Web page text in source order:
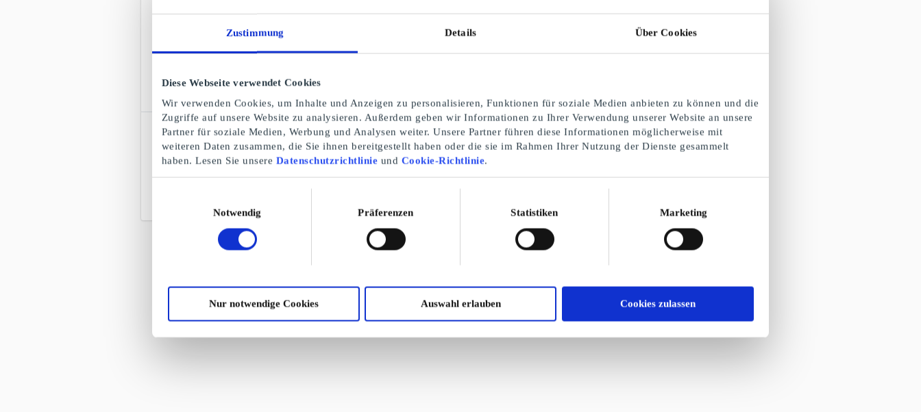
Zustimmung Details Über Cookies
Diese Webseite verwendet Cookies
Wir verwenden Cookies, um Inhalte und Anzeigen zu personalisieren, Funktionen für soziale Medien anbieten zu können und die
Zugriffe auf unsere Website zu analysieren. Außerdem geben wir Informationen zu Ihrer Verwendung unserer Website an unsere
Partner für soziale Medien, Werbung und Analysen weiter. Unsere Partner führen diese Informationen möglicherweise mit
weiteren Daten zusammen, die Sie ihnen bereitgestellt haben oder die sie im Rahmen Ihrer Nutzung der Dienste gesammelt
haben. Lesen Sie unsere Datenschutzrichtlinie und Cookie-Richtlinie.
Notwendig
Präferenzen Statistiken Marketing
Nur notwendige Cookies Auswahl erlauben Cookies zulassen
Global Experiences Card EU
Geschenkgutschein
Über 350.000 Touren, Aktivitäten,
Ländern